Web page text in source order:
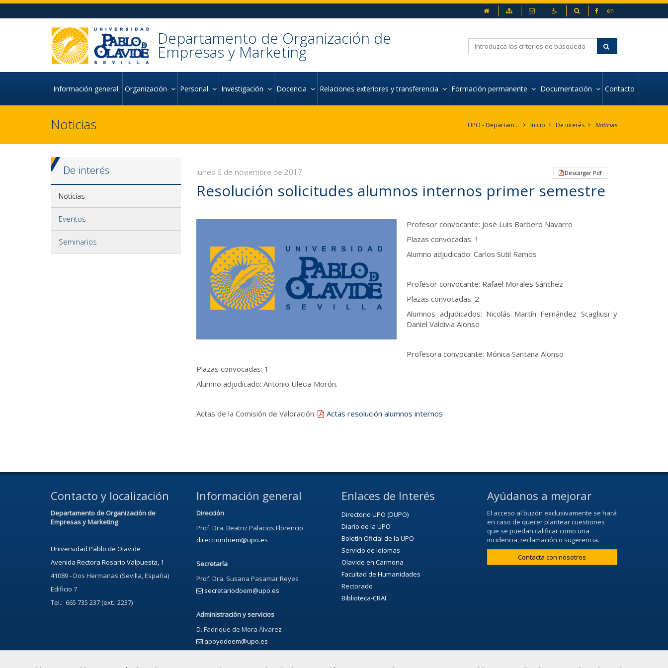
Ir al contenido principal de la página (alt + s)
Ir al pie de la página (alt + p)
Ir al menú principal (alt + u)
en
Mapa web Contacto AccesibilidadBuscador
Departamento de Organización de
Empresas y Marketing
Información general Organización Personal Investigación Docencia Relaciones exteriores y transferencia Formación permanente Documentación Contacto
Noticias UPO - Departamento de Organización de Empresas y Marketing Inicio De interés Noticias
De interés
Noticias
Eventos
Seminarios
Descargar Pdf
lunes 6 de noviembre de 2017
Resolución solicitudes alumnos internos primer semestre
Profesor convocante: José Luis Barbero Navarro
Plazas convocadas: 1
Alumno adjudicado: Carlos Sutil Ramos
Profesor convocante: Rafael Morales Sánchez
Plazas convocadas: 2
Alumnos adjudicados: Nicolás Martín Fernández Scagliusi y
Daniel Valdivia Alonso
Profesora convocante: Mónica Santana Alonso
Plazas convocadas: 1
Alumno adjudicado: Antonio Ulecia Morón.
Actas de la Comisión de Valoración: Actas resolución alumnos internos
Contacto y localización
Departamento de Organización de
Empresas y Marketing
Universidad Pablo de Olavide
Avenida Rectora Rosario Valpuesta, 1
41089 - Dos Hermanas (Sevilla, España)
Edificio 7
Tel.: 665 735 237 (ext.: 2237)
Información general
Dirección
Prof. Dra. Beatriz Palacios Florencio
direcciondoem@upo.es
Secretaría
Prof. Dra. Susana Pasamar Reyes
secretariodoem@upo.es
Administración y servicios
D. Fadrique de Mora Álvarez
apoyodoem@upo.es
Enlaces de Interés
Directorio UPO (DUPO)
Diario de la UPO
Boletín Oficial de la UPO
Servicio de Idiomas
Olavide en Carmona
Facultad de Humanidades
Rectorado
Biblioteca-CRAI
Ayúdanos a mejorar
El acceso al buzón exclusivamente se hará
en caso de querer plantear cuestiones
que se puedan calificar como una
incidencia, reclamación o sugerencia.
Contacta con nosotros